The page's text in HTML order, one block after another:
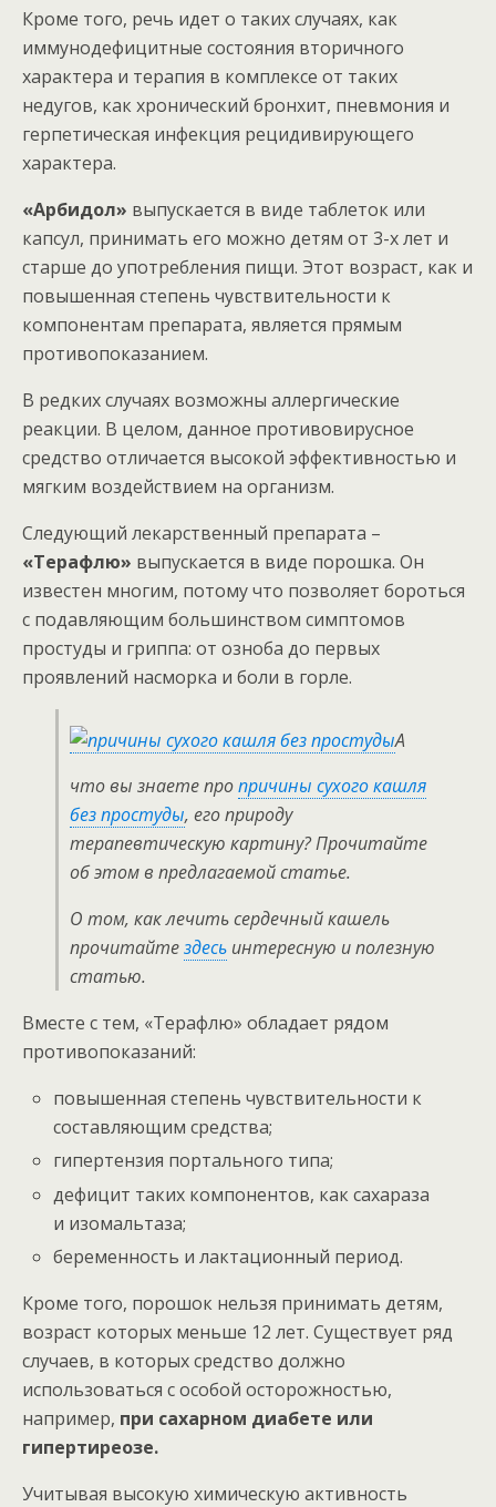
Кроме того, речь идет о таких случаях, как
иммунодефицитные состояния вторичного
характера и терапия в комплексе от таких
недугов, как хронический бронхит, пневмония и
герпетическая инфекция рецидивирующего
характера.
«Арбидол» выпускается в виде таблеток или
капсул, принимать его можно детям от 3-х лет и
старше до употребления пищи. Этот возраст, как и
повышенная степень чувствительности к
компонентам препарата, является прямым
противопоказанием.
В редких случаях возможны аллергические
реакции. В целом, данное противовирусное
средство отличается высокой эффективностью и
мягким воздействием на организм.
Следующий лекарственный препарата –
«Терафлю» выпускается в виде порошка. Он
известен многим, потому что позволяет бороться
с подавляющим большинством симптомов
простуды и гриппа: от озноба до первых
проявлений насморка и боли в горле.
А
что вы знаете пропричины сухого кашля
без простуды, его природу
терапевтическую картину? Прочитайте
об этом в предлагаемой статье.
О том, как лечить сердечный кашель
прочитайтездесь интересную и полезную
статью.
Вместе с тем, «Терафлю» обладает рядом
противопоказаний:
повышенная степень чувствительности к
составляющим средства;
гипертензия портального типа;
дефицит таких компонентов, как сахараза
и изомальтаза;
беременность и лактационный период.
Кроме того, порошок нельзя принимать детям,
возраст которых меньше 12 лет. Существует ряд
случаев, в которых средство должно
использоваться с особой осторожностью,
например, при сахарном диабете или
гипертиреозе.
Учитывая высокую химическую активность